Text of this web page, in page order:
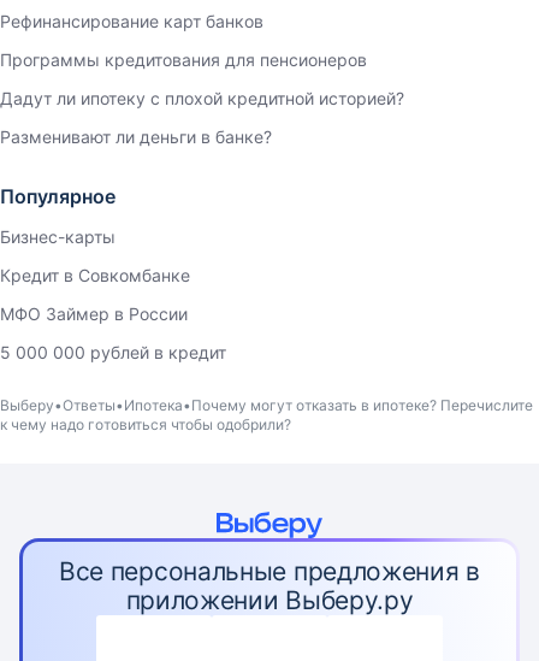
Рефинансирование карт банков
Программы кредитования для пенсионеров
Дадут ли ипотеку с плохой кредитной историей?
Разменивают ли деньги в банке?
Популярное
Бизнес-карты
Кредит в Совкомбанке
МФО Займер в России
5 000 000 рублей в кредит
Выберу Ответы Ипотека Почему могут отказать в ипотеке? Перечислите
к чему надо готовиться чтобы одобрили?
Все персональные предложения в
приложении Выберу.ру